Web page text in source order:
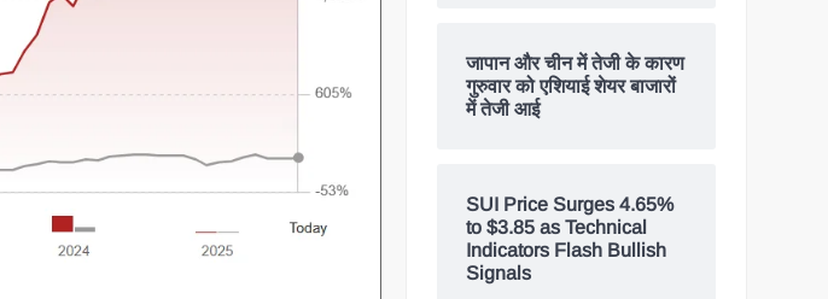
जापान और चीन में तेजी के कारण
गुरुवार को एशियाई शेयर बाजारों
में तेजी आई
SUI Price Surges 4.65%
to $3.85 as Technical
Indicators Flash Bullish
Signals